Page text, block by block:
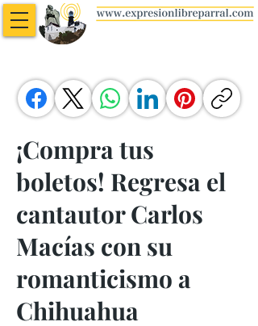
¡Compra tus
boletos! Regresa el
cantautor Carlos
Macías con su
romanticismo a
Chihuahua